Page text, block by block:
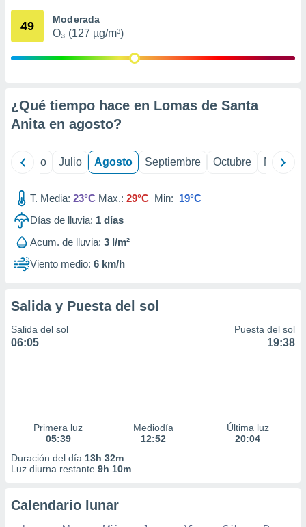
mediante
publicidad
1199
49 Moderada
O₃ (127 µg/m³)
¿Qué tiempo hace en Lomas de Santa
Anita en agosto?
Junio Julio Agosto Septiembre Octubre
T. Media: 23°C Max.: 29°C Min: 19°C
Días de lluvia: 1 días
Acum. de lluvia: 3 l/m²
Viento medio: 6 km/h
Salida y Puesta del sol
Salida del sol
06:05
Puesta del sol
19:38
Primera luz
05:39
Mediodía
12:52
Última luz
20:04
Duración del día 13h 32m
Luz diurna restante 9h 10m
Calendario lunar